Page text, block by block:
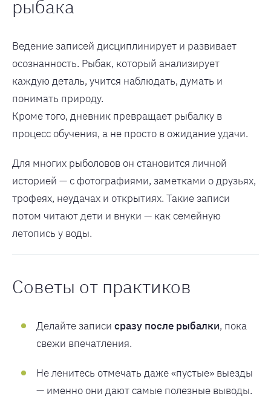
рыбака
Ведение записей дисциплинирует и развивает
осознанность. Рыбак, который анализирует
каждую деталь, учится наблюдать, думать и
понимать природу.
Кроме того, дневник превращает рыбалку в
процесс обучения, а не просто в ожидание удачи.
Для многих рыболовов он становится личной
историей — с фотографиями, заметками о друзьях,
трофеях, неудачах и открытиях. Такие записи
потом читают дети и внуки — как семейную
летопись у воды.
Советы от практиков
Делайте записи сразу после рыбалки, пока
свежи впечатления.
Не ленитесь отмечать даже «пустые» выезды
— именно они дают самые полезные выводы.